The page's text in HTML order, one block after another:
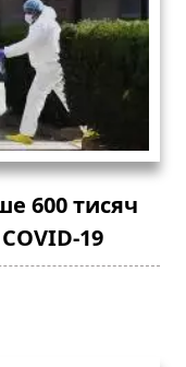
600 тисяч
19